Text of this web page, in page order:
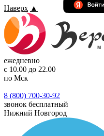
Наверх ▲
ежедневно
с 10.00 до 22.00
по Мск
8 (800) 700-30-92
звонок бесплатный
Нижний Новгород